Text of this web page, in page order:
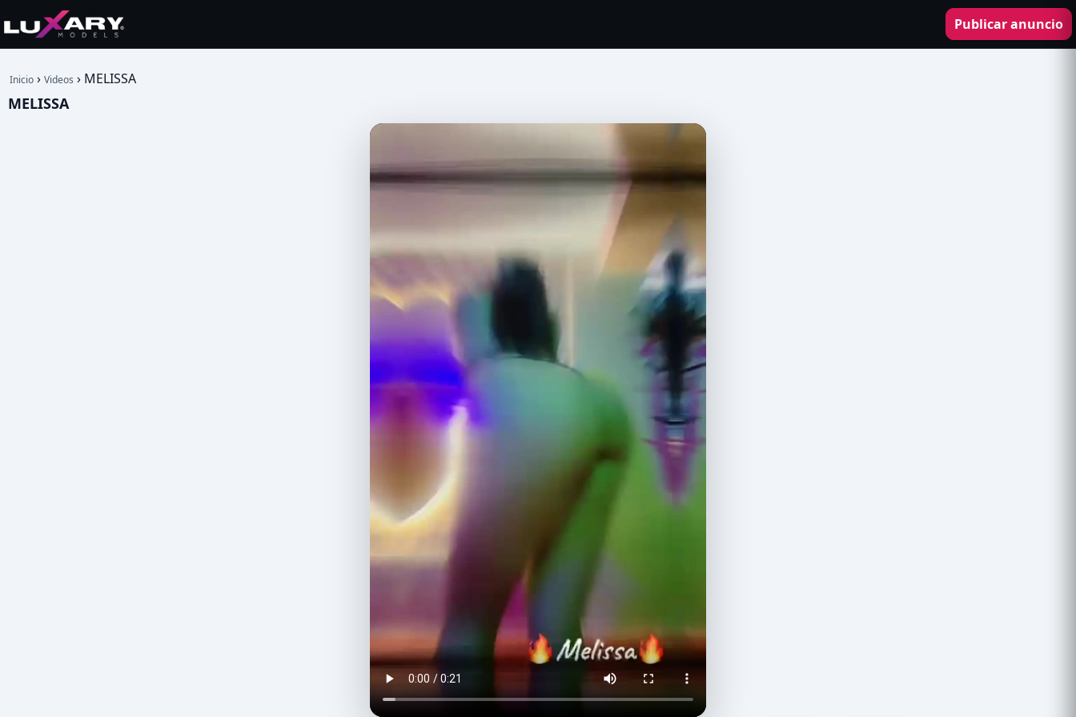
Publicar anuncio
Inicio › Videos › MELISSA
MELISSA